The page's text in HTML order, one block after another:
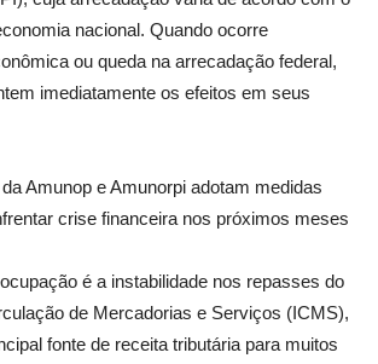
nacional. Quando ocorre
ou queda na arrecadação federal,
imediatamente os efeitos em seus
é a instabilidade nos repasses do
de Mercadorias e Serviços (ICMS),
fonte de receita tributária para muitos